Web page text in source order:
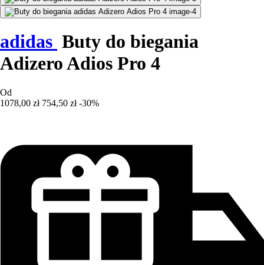
adidas Buty do biegania
Adizero Adios Pro 4
Od
1078,00 zł 754,50 zł -30%